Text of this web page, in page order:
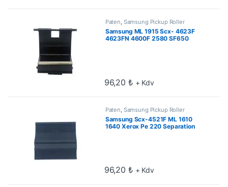
Paten, Samsung Pickup Roller
Samsung ML 1915 Scx- 4623F
4623FN 4600F 2580 SF650
96,20 ₺ + Kdv
Paten, Samsung Pickup Roller
Samsung Scx-4521F ML 1610
1640 Xerox Pe 220 Separation
96,20 ₺ + Kdv